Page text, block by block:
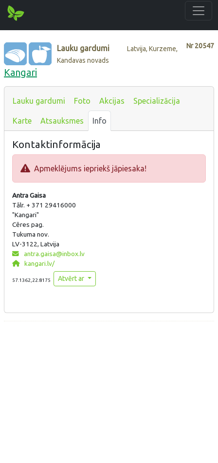
Nr20547
Lauku gardumi
Latvija, Kurzeme,
Kandavas novads
Kangari
Lauku gardumi Foto Akcijas Specializācija
Karte Atsauksmes Info
Kontaktinformācija
Apmeklējums iepriekš jāpiesaka!
Antra Gaisa
Tālr. + 371 29416000
"Kangari"
Cēres pag.
Tukuma nov.
LV-3122, Latvija
antra.gaisa@inbox.lv
kangari.lv/
57.1362,22.8175 Atvērt ar